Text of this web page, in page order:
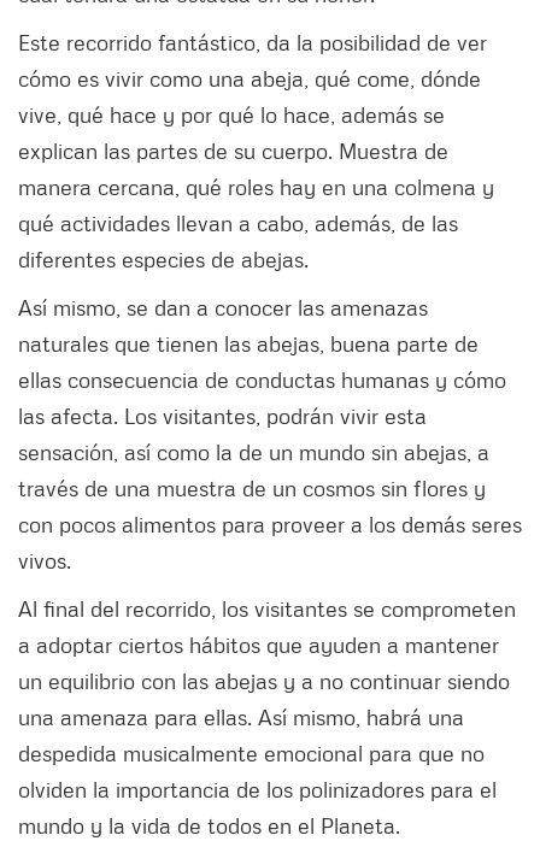
Este recorrido fantástico, da la posibilidad de ver
cómo es vivir como una abeja, qué come, dónde
vive, qué hace y por qué lo hace, además se
explican las partes de su cuerpo. Muestra de
manera cercana, qué roles hay en una colmena y
qué actividades llevan a cabo, además, de las
diferentes especies de abejas.
Así mismo, se dan a conocer las amenazas
naturales que tienen las abejas, buena parte de
ellas consecuencia de conductas humanas y cómo
las afecta. Los visitantes, podrán vivir esta
sensación, así como la de un mundo sin abejas, a
través de una muestra de un cosmos sin flores y
con pocos alimentos para proveer a los demás seres
vivos.
Al final del recorrido, los visitantes se comprometen
a adoptar ciertos hábitos que ayuden a mantener
un equilibrio con las abejas y a no continuar siendo
una amenaza para ellas. Así mismo, habrá una
despedida musicalmente emocional para que no
olviden la importancia de los polinizadores para el
mundo y la vida de todos en el Planeta.